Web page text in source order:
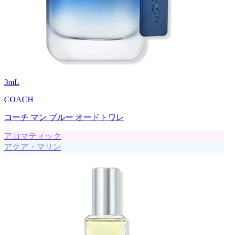
3mL
COACH
コーチ マン ブルー オードトワレ
アロマティック
アクア・マリン